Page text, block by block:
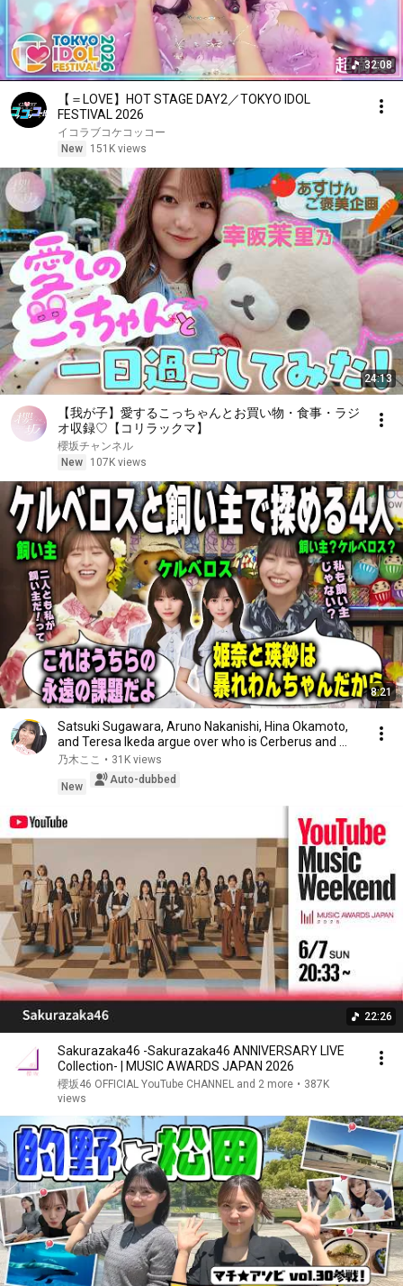
32:08
【＝LOVE】HOT STAGE DAY2／TOKYO IDOL
FESTIVAL 2026
イコラブコケコッコー
New
151K views
24:13
【我が子】愛するこっちゃんとお買い物・食事・ラジ
オ収録♡【コリラックマ】
櫻坂チャンネル
New
107K views
8:21
Satsuki Sugawara, Aruno Nakanishi, Hina Okamoto,
and Teresa Ikeda argue over who is Cerberus and ...
乃木ここ • 31K views
New
Auto-dubbed
22:26
Sakurazaka46 -Sakurazaka46 ANNIVERSARY LIVE
Collection- | MUSIC AWARDS JAPAN 2026
櫻坂46 OFFICIAL YouTube CHANNEL and 2 more • 387K
views